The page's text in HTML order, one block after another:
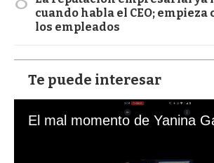
cuando habla el CEO;
los empleados
Te puede interesar